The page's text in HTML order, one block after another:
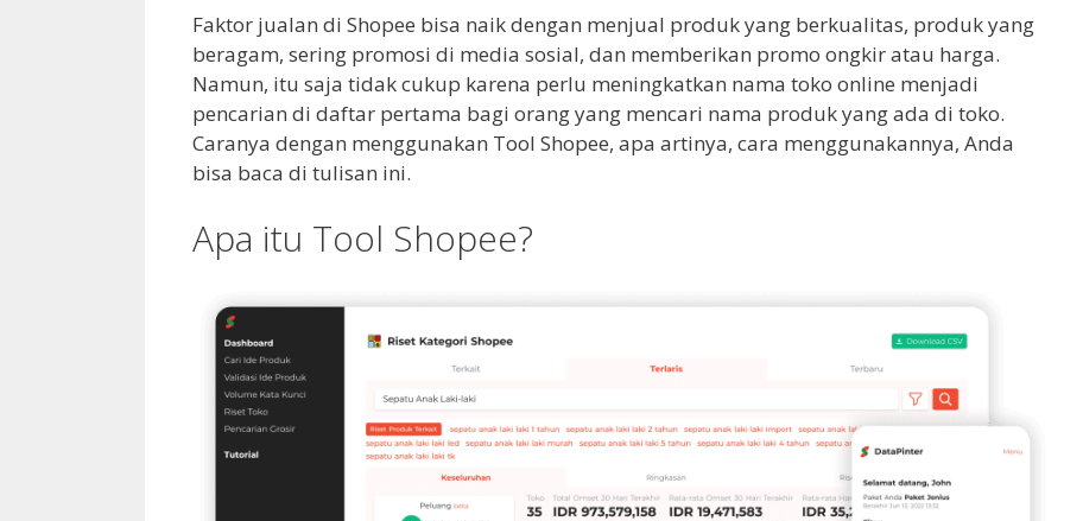
Faktor jualan di Shopee bisa naik dengan menjual produk yang berkualitas, produk yang
beragam, sering promosi di media sosial, dan memberikan promo ongkir atau harga.
Namun, itu saja tidak cukup karena perlu meningkatkan nama toko online menjadi
pencarian di daftar pertama bagi orang yang mencari nama produk yang ada di toko.
Caranya dengan menggunakan Tool Shopee, apa artinya, cara menggunakannya, Anda
bisa baca di tulisan ini.
Apa itu Tool Shopee?